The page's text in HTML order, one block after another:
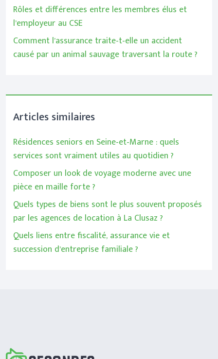
Rôles et différences entre les membres élus et
l’employeur au CSE
Comment l’assurance traite-t-elle un accident
causé par un animal sauvage traversant la route ?
Articles similaires
Résidences seniors en Seine-et-Marne : quels
services sont vraiment utiles au quotidien ?
Composer un look de voyage moderne avec une
pièce en maille forte ?
Quels types de biens sont le plus souvent proposés
par les agences de location à La Clusaz ?
Quels liens entre fiscalité, assurance vie et
succession d’entreprise familiale ?